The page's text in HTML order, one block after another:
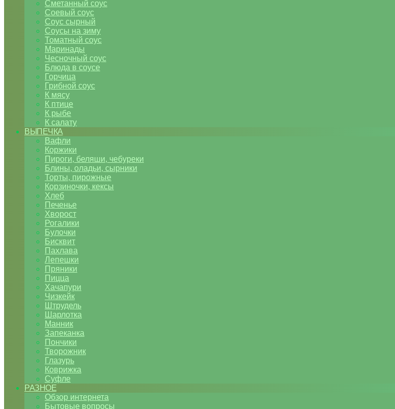
Сметанный соус
Соевый соус
Соус сырный
Соусы на зиму
Томатный соус
Маринады
Чесночный соус
Блюда в соусе
Горчица
Грибной соус
К мясу
К птице
К рыбе
К салату
ВЫПЕЧКА
Вафли
Коржики
Пироги, беляши, чебуреки
Блины, оладьи, сырники
Торты, пирожные
Корзиночки, кексы
Хлеб
Печенье
Хворост
Рогалики
Булочки
Бисквит
Пахлава
Лепешки
Пряники
Пицца
Хачапури
Чизкейк
Штрудель
Шарлотка
Манник
Запеканка
Пончики
Творожник
Глазурь
Коврижка
Суфле
РАЗНОЕ
Обзор интернета
Бытовые вопросы